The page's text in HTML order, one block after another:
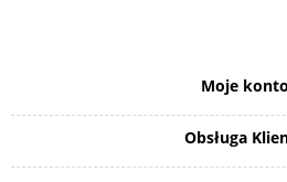
Moje konto
Obsługa